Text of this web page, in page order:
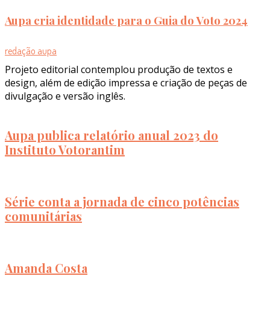
Aupa cria identidade para o Guia do Voto 2024
redação aupa
Projeto editorial contemplou produção de textos e
design, além de edição impressa e criação de peças de
divulgação e versão inglês.
Aupa publica relatório anual 2023 do
Instituto Votorantim
Série conta a jornada de cinco potências
comunitárias
Amanda Costa